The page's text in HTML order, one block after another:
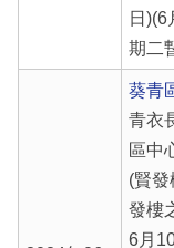
日)(6
期二
葵青
青衣
區中
(賢
發樓
6月